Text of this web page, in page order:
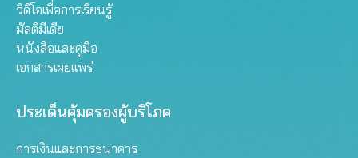
วิดีโอเพื่อการเรียนรู้
มัลติมีเดีย
หนังสือและคู่มือ
เอกสารเผยแพร่
ประเด็นคุ้มครองผู้บริโภค
การเงินและการธนาคาร